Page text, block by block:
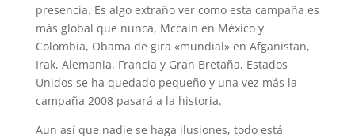
presencia. Es algo extraño ver como esta campaña es
más global que nunca, Mccain en México y
Colombia, Obama de gira «mundial» en Afganistan,
Irak, Alemania, Francia y Gran Bretaña, Estados
Unidos se ha quedado pequeño y una vez más la
campaña 2008 pasará a la historia.
Aun así que nadie se haga ilusiones, todo está